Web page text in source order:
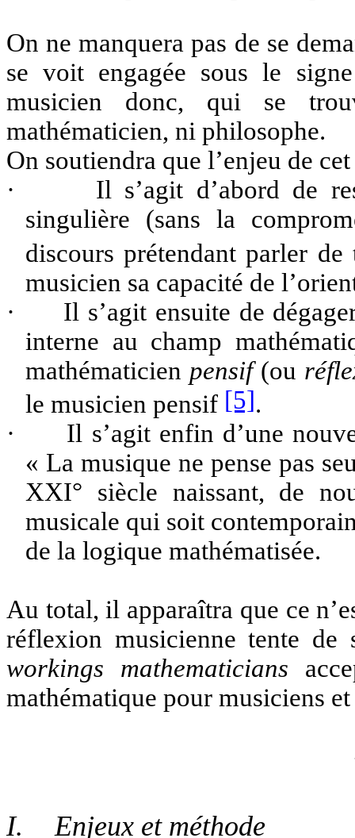
On ne manquera pas de se
se voit engagée sous le
musicien donc, qui se
mathématicien, ni philosophe.
On soutiendra que l’enjeu de
·
Il s’agit d’abord de
singulière (sans la
discours prétendant parler
musicien sa capacité de
·
Il s’agit ensuite de
interne au champ
mathématicien pensif(ou
le musicien pensif [5].
·
Il s’agit enfin d’une
« La musique ne pense pas
XXI° siècle naissant, de
musicale qui soit
de la logique mathématisée.
Au total, il apparaîtra que ce
réflexion musicienne tente
workings mathematicians
mathématique pour musiciens
I. Enjeux et méthode